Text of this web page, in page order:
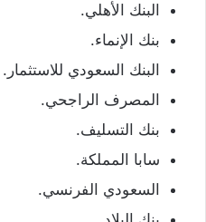
البنك الأهلي.
بنك الإنماء.
البنك السعودي للاستثمار.
المصرف الراجحي.
بنك التسليف.
سابا المملكة.
السعودي الفرنسي.